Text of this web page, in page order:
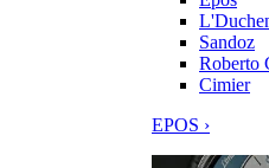
Sandoz
Roberto
Cimier
EPOS ›